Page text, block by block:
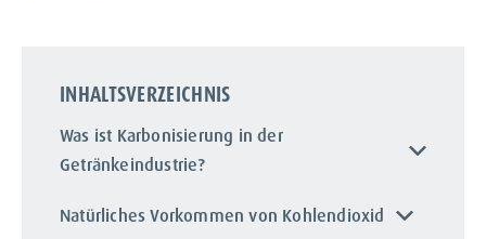
INHALTSVERZEICHNIS
Was ist Karbonisierung in der
Getränkeindustrie?
Natürliches Vorkommen von Kohlendioxid